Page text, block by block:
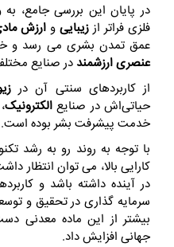
در پایان این بررسی جامع،
فلزی فراتر از زیبایی و ارزش
عمق تمدن بشری می‌ رسد و
عنصری ارزشمند در صنایع
از کاربردهای سنتی آن در
حیاتی‌اش در صنایعالکترونیک،
خدمت پیشرفت بشر بوده است.
با توجه به روند رو به رشد
کارایی بالا، می‌ توان انتظار
در آینده داشته باشد و
سرمایه‌‌ گذاری در تحقیق و
بیشتر از این ماده معدنی
جهانی افزایش داد.